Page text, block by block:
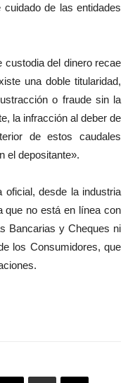
de las entidades
custodia del dinero recae
una doble titularidad,
o fraude sin la
la infracción al deber de
de estos caudales
el depositante».
oficial, desde la industria
que no está en línea con
Bancarias y Cheques ni
los Consumidores, que